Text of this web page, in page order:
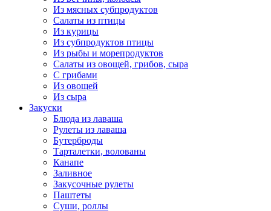
Из мясных субпродуктов
Салаты из птицы
Из курицы
Из субпродуктов птицы
Из рыбы и морепродуктов
Салаты из овощей, грибов, сыра
С грибами
Из овощей
Из сыра
Закуски
Блюда из лаваша
Рулеты из лаваша
Бутерброды
Тарталетки, волованы
Канапе
Заливное
Закусочные рулеты
Паштеты
Суши, роллы